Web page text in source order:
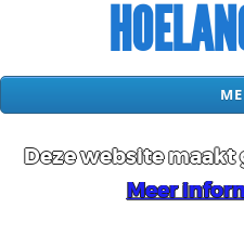
Deze website
Meer